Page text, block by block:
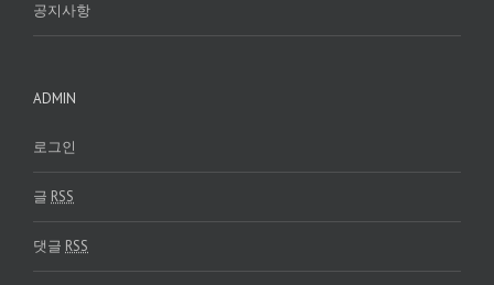
공지사항
ADMIN
로그인
글 RSS
댓글 RSS